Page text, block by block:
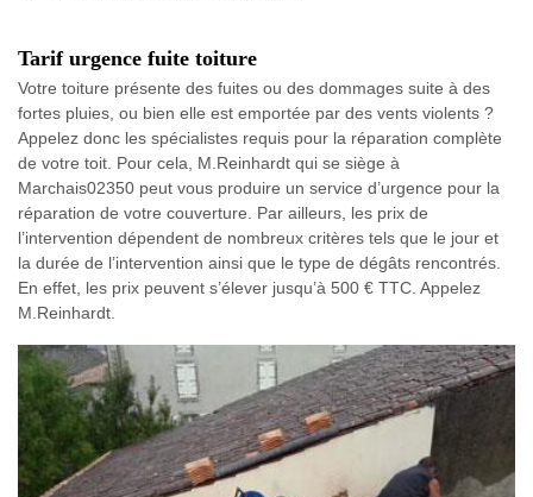
Tarif urgence fuite toiture
Votre toiture présente des fuites ou des dommages suite à des
fortes pluies, ou bien elle est emportée par des vents violents ?
Appelez donc les spécialistes requis pour la réparation complète
de votre toit. Pour cela, M.Reinhardt qui se siège à
Marchais02350 peut vous produire un service d’urgence pour la
réparation de votre couverture. Par ailleurs, les prix de
l’intervention dépendent de nombreux critères tels que le jour et
la durée de l’intervention ainsi que le type de dégâts rencontrés.
En effet, les prix peuvent s’élever jusqu’à 500 € TTC. Appelez
M.Reinhardt.